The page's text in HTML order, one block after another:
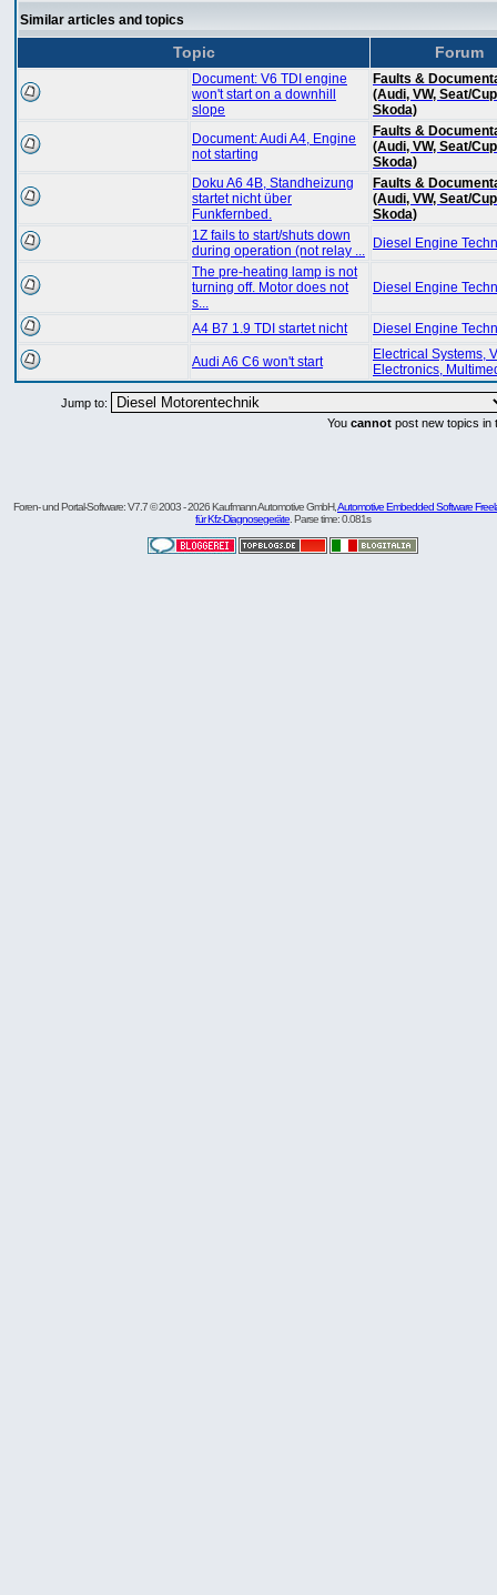
Similar articles and topics
Topic Forum
Document: V6 TDI engine
won't start on a downhill
slope
Faults &
(Audi, VW, Seat/
Skoda)
Document: Audi A4, Engine
not starting
Faults &
(Audi, VW, Seat/
Skoda)
Doku A6 4B, Standheizung
startet nicht über
Funkfernbed.
Faults &
(Audi, VW, Seat/
Skoda)
1Z fails to start/shuts down
during operation (not relay ...
Diesel Engine
The pre-heating lamp is not
turning off. Motor does not
s...
Diesel Engine
A4 B7 1.9 TDI startet nicht Diesel Engine
Audi A6 C6 won't start
Electrical Systems,
Electronics,
Jump to:
You cannot post new topics in
Foren- und Portal-Software: V7.7 © 2003 - 2026 Kaufmann Automotive GmbH,Automotive Embedded Software
für Kfz-Diagnosegeräte . Parse time: 0.081s